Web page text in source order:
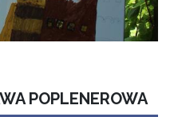
POPLENEROWA